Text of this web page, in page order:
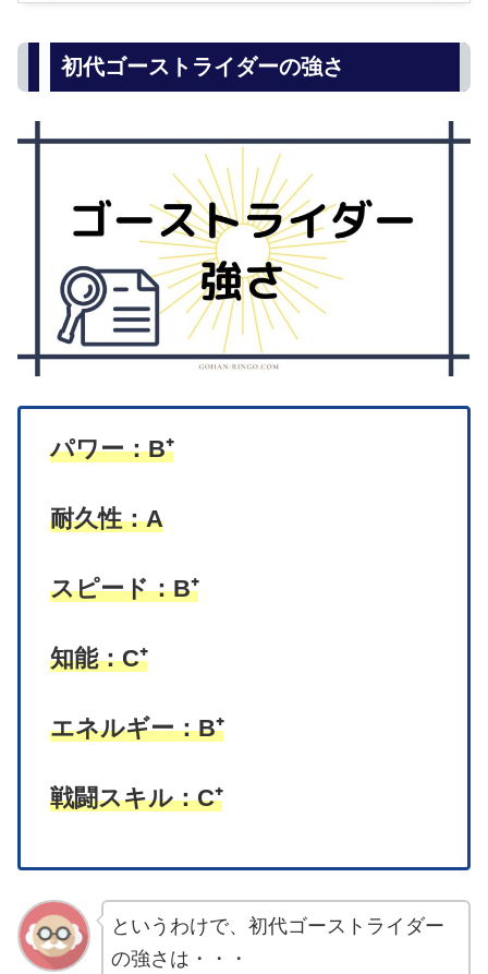
初代ゴーストライダーの強さ
パワー：B⁺
耐久性：A
スピード：B⁺
知能：C⁺
エネルギー：B⁺
戦闘スキル：C⁺
というわけで、初代ゴーストライダー
の強さは・・・